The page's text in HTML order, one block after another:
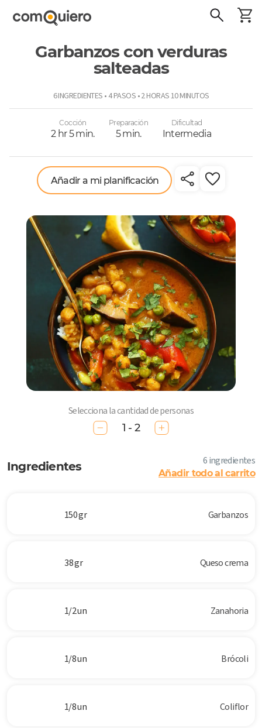
Garbanzos con verduras
salteadas
6 INGREDIENTES • 4 PASOS • 2 HORAS 10 MINUTOS
Cocción
2 hr 5 min.
Preparación
5 min.
Dificultad
Intermedia
Añadir a mi planificación
Selecciona la cantidad de personas
1 - 2
Ingredientes 6 ingredientes
Añadir todo al carrito
150 gr Garbanzos
38 gr Queso crema
1/2 un Zanahoria
1/8 un Brócoli
1/8 un Coliflor